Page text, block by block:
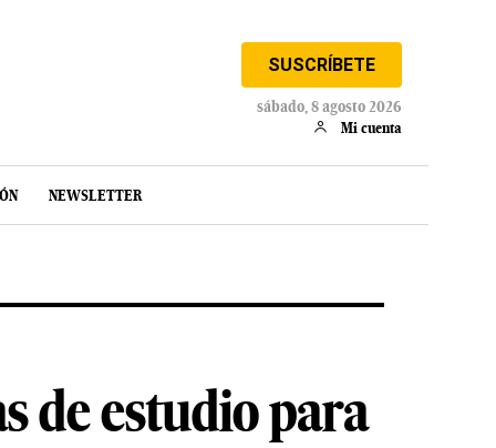
SUSCRÍBETE
sábado, 8 agosto 2026
Mi cuenta
NEWSLETTER
de estudio para